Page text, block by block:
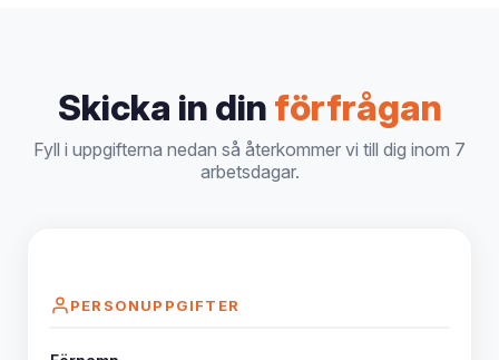
Skicka in din förfrågan
Fyll i uppgifterna nedan så återkommer vi till dig inom 7
arbetsdagar.
PERSONUPPGIFTER